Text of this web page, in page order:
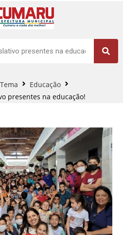
Aberta
Tema
Educação
presentes na educação!